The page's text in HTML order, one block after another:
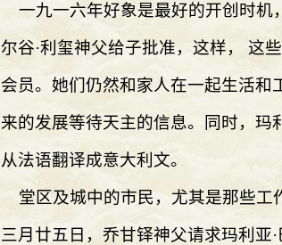
一九一六年好象是最好的开创时机
尔谷·利玺神父给子批准，这样， 这
会员。她们仍然和家人在一起生活和
来的发展等待天主的信息。同时，玛
从法语翻译成意大利文。
堂区及城中的市民，尤其是那些工
三月廿五日，乔甘铎神父请求玛利亚